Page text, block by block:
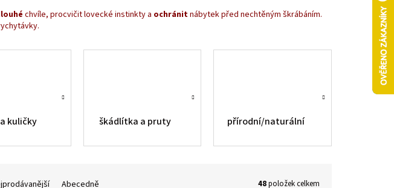
chvíle, procvičit lovecké instinkty a ochránitnábytek před nechtěným škrábáním.
kuličky škádlítka a pruty přírodní/naturální
Abecedně 48položek celkem